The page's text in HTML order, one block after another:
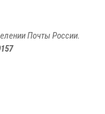
Почты России.